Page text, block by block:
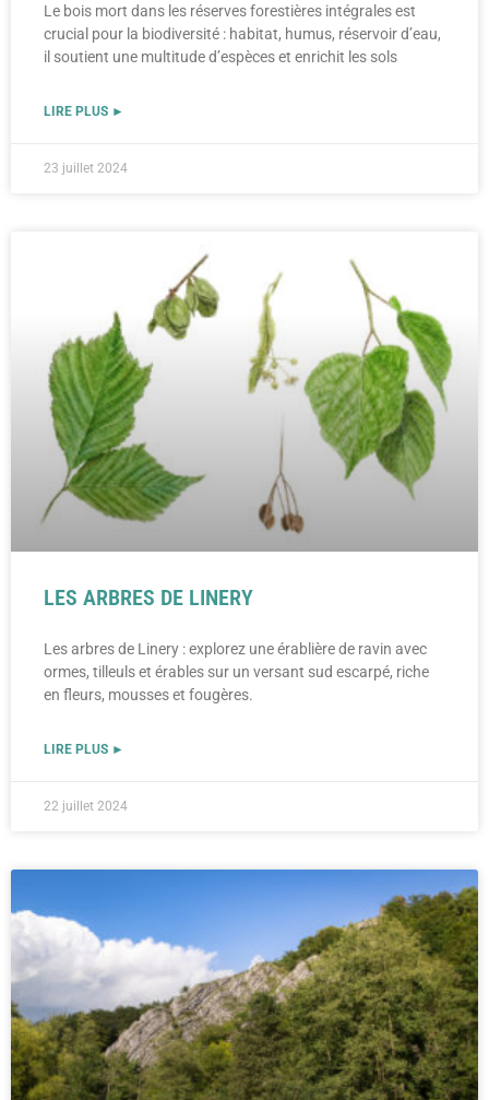
Le bois mort dans les réserves forestières intégrales est
crucial pour la biodiversité : habitat, humus, réservoir d’eau,
il soutient une multitude d’espèces et enrichit les sols
LIRE PLUS ►
23 juillet 2024
LES ARBRES DE LINERY
Les arbres de Linery : explorez une érablière de ravin avec
ormes, tilleuls et érables sur un versant sud escarpé, riche
en fleurs, mousses et fougères.
LIRE PLUS ►
22 juillet 2024